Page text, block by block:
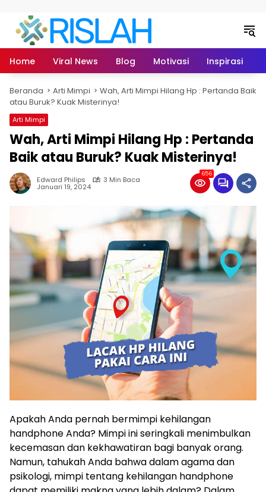
Home Viral News Blog Motivasi Inspirasi
Beranda Arti Mimpi
Wah, Arti Mimpi Hilang Hp : Pertanda Baik
atau Buruk? Kuak Misterinya!
Arti Mimpi
Wah, Arti Mimpi Hilang Hp : Pertanda
Baik atau Buruk? Kuak Misterinya!
Edward Philips 3 Min Baca
Januari 19, 2024
656
Apakah Anda pernah bermimpi kehilangan
handphone Anda? Mimpi ini seringkali menimbulkan
kecemasan dan kekhawatiran bagi banyak orang.
Namun, tahukah Anda bahwa dalam agama dan
psikologi, mimpi tentang kehilangan handphone